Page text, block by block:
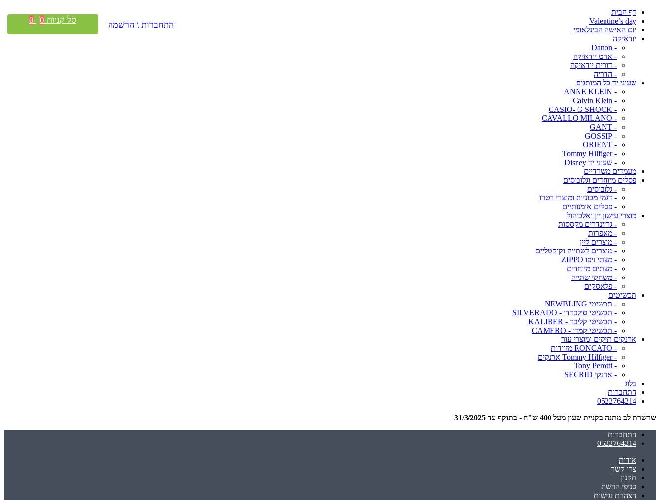
דף הבית
Valentine’s day
יום האישה הבינלאומי
יודאיקה
- Danon
- ארט יודאיקה
- דורית יודאיקה
- הדריה
שעוני יד כל המותגים
- ANNE KLEIN
- Calvin Klein
- CASIO- G SHOCK
- CAVALLO MILANO
- GANT
- GOSSIP
- ORIENT
- Tommy Hilfiger
- שעוני יד Disney
מעמדים משרדיים
פסלים מיוחדים וגלובוסים
- גלובוסים
- דגמי מכוניות ומוצרי רטרו
- פסלים אומנותיים
מוצרי עישון יין ואלכוהול
- גריינדרים מקססות
- מאפרות
- מוצרים ליין
- מוצרים לשתייה וקוקטליים
- מצתי זיפו ZIPPO
- מצתים מיוחדים
- משחקי שתייה
- פלאסקים
תכשיטים
- תכשיטי NEWBLING
- תכשיטי סילברדו - SILVERADO
- תכשיטי קליבר - KALIBER
- תכשיטי קמרו - CAMERO
ארנקים תיקים ומוצרי עור
- RONCATO מזוודות
- Tommy Hilfiger ארנקים
- Tony Perotti
- ארנקי SECRID
בלוג
התחברות
0522764214
שרשרת לב מתנה בקניית שעון מעל 400 ש"ח - בתוקף עד 31/3/2025
התחברות
0522764214
אודות
צרו קשר
תקנון
סניפי הרשת
הצהרת נגישות
התחברות \ הרשמה סל קניות 0
0